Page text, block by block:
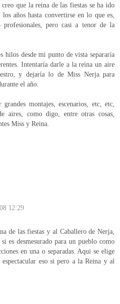
que la reina de las fiestas se ha ido
años hasta convertirse en lo que es,
profesionales, pero casi a tenor de la
hilos desde mi punto de vista separaría
Intentaría darle a la reina un aire
y dejaría lo de Miss Nerja para
el año.
montajes, escenarios, etc, etc,
aires, como digo, entre otras cosas,
Miss y Reina.
12:29
de las fiestas y al Caballero de Nerja,
es desmesurado para un pueblo como
en una o separadas. Aqui se elige
eso si pero a la Reina y al